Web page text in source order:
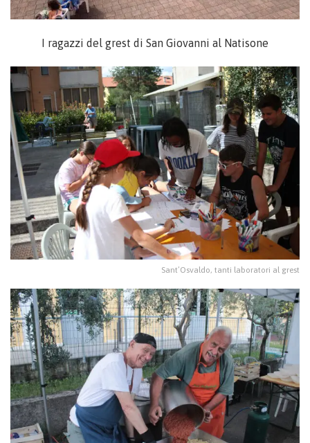
I ragazzi del grest di San Giovanni al Natisone
Sant’Osvaldo, tanti laboratori al grest